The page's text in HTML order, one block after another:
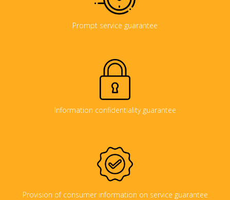
Prompt service guarantee
Information confidentiality guarantee
Provision of consumer information on service guarantee